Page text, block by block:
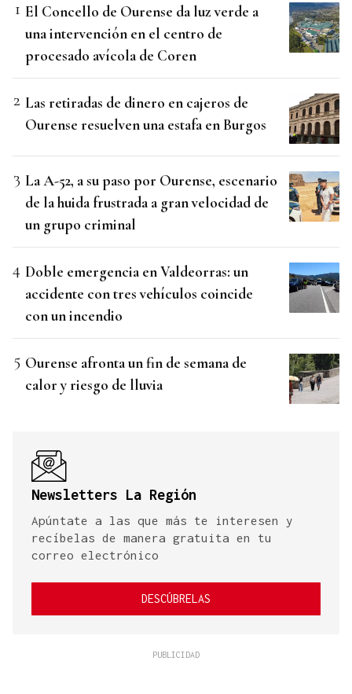
El Concello de Ourense da luz verde a
una intervención en el centro de
procesado avícola de Coren
Las retiradas de dinero en cajeros de
Ourense resuelven una estafa en Burgos
La A-52, a su paso por Ourense, escenario
de la huida frustrada a gran velocidad de
un grupo criminal
Doble emergencia en Valdeorras: un
accidente con tres vehículos coincide
con un incendio
Ourense afronta un fin de semana de
calor y riesgo de lluvia
Newsletters La Región
Apúntate a las que más te interesen y
recíbelas de manera gratuita en tu
correo electrónico
DESCÚBRELAS